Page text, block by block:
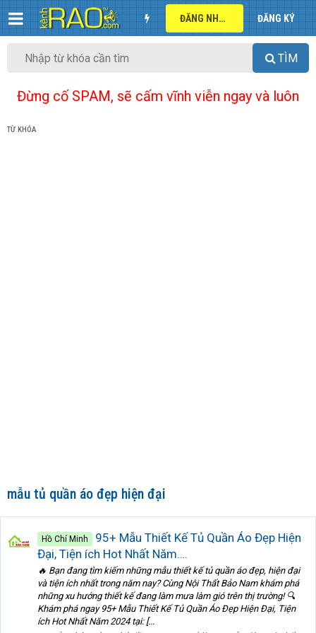
ĐĂNG NHẬP ĐĂNG KÝ
TÌM
Đừng cố SPAM, sẽ cấm vĩnh viễn ngay và luôn
TỪ KHÓA
mẫu tủ quần áo đẹp hiện đại
Hồ Chí Minh
95+ Mẫu Thiết Kế Tủ Quần Áo Đẹp Hiện
Đại, Tiện ích Hot Nhất Năm….
🔥 Bạn đang tìm kiếm những mẫu thiết kế tủ quần áo đẹp, hiện đại
và tiện ích nhất trong năm nay? Cùng Nội Thất Bảo Nam khám phá
những xu hướng thiết kế đang làm mưa làm gió trên thị trường! 🔍
Khám phá ngay 95+ Mẫu Thiết Kế Tủ Quần Áo Đẹp Hiện Đại, Tiện
ích Hot Nhất Năm 2024 tại: [...